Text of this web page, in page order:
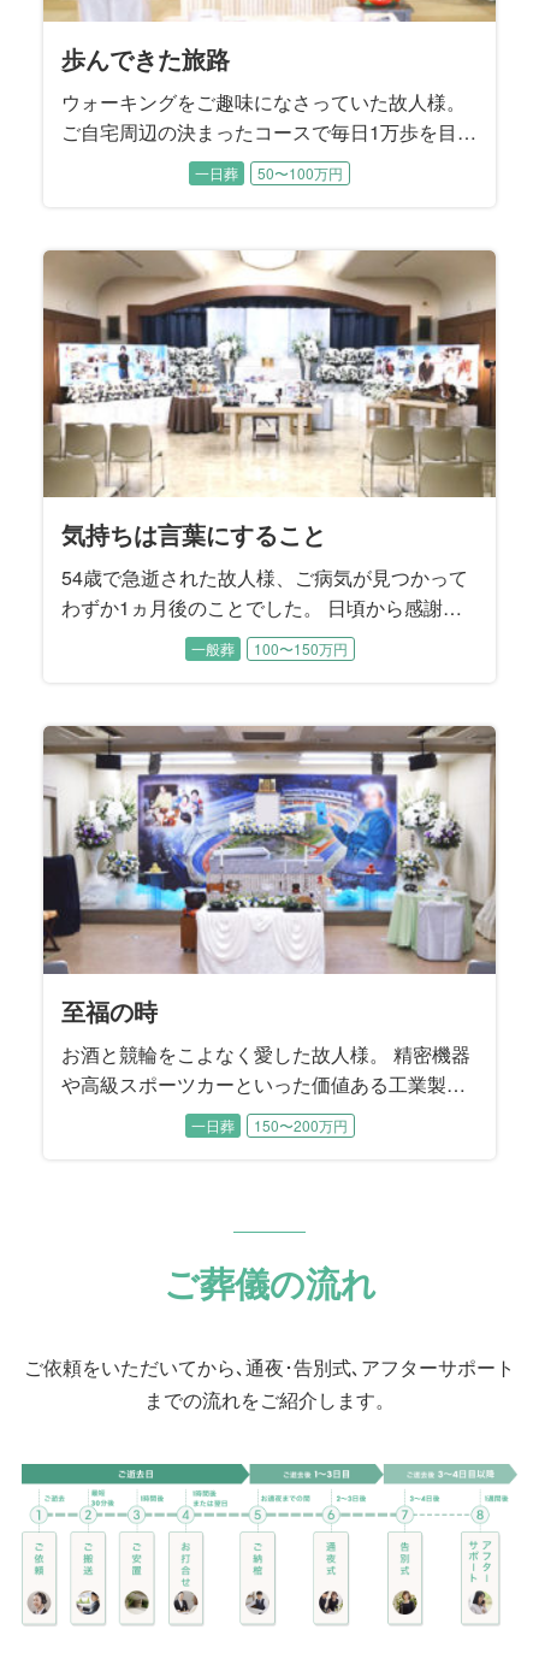
歩んできた旅路
ウォーキングをご趣味になさっていた故人様。
ご自宅周辺の決まったコースで毎日1万歩を目標
に歩かれていたこともあり、88歳で旅立たれる
直前まで大きなご病気をすることなくお過ごし
気だった頃は、お二人で手を繋ぎながらお散歩
されていたそうです。 子供たちから見てもとて
も仲睦まじいご夫婦でした。
一日葬 50〜100万円
気持ちは言葉にすること
54歳で急逝された故人様、ご病気が見つかって
わずか1ヵ月後のことでした。 日頃から感謝は
言葉にしなければ伝わらないというお考えをお
持ちだった故人様。 奥様へ1日1回「ありがと
そうです。 昨年、むすびすで奥様のご親族のご
葬儀をお手伝いさせていただいたことから、こ
の度のご依頼となりました。
一般葬 100〜150万円
至福の時
お酒と競輪をこよなく愛した故人様。 精密機器
や高級スポーツカーといった価値ある工業製品
を輸送する際に「梱包」する工業包装技能士と
して生涯活躍。 数年前まで現役でお仕事を続け
人様は国内で14人目に資格を取得された、まさ
に梱包のプロフェッショナルでした。
一日葬 150〜200万円
ご葬儀の流れ
ご依頼をいただいてから､通夜･告別式､アフターサポート
までの流れをご紹介します。